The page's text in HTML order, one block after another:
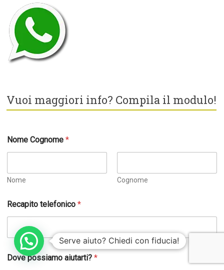
Vuoi maggiori info? Compila il modulo!
Nome Cognome*
Nome Cognome
Recapito telefonico*
Dove possiamo aiutarti?*
Serve aiuto? Chiedi con fiducia!